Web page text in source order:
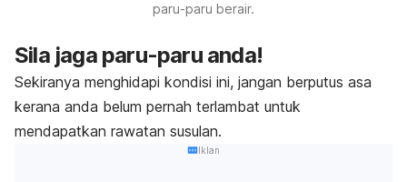
paru-paru berair.
Sila jaga paru-paru anda!
Sekiranya menghidapi kondisi ini, jangan berputus asa
kerana anda belum pernah terlambat untuk
mendapatkan rawatan susulan.
Iklan